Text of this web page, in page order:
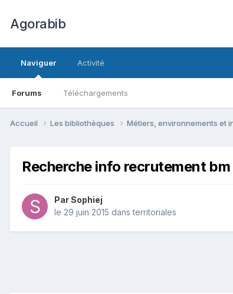
Agorabib
Naviguer
Forums Téléchargements
Activité
Accueil Les bibliothèques Métiers, environnements et
Recherche info recrutement
Par Sophiej
le 29 juin 2015 dansterritoriales